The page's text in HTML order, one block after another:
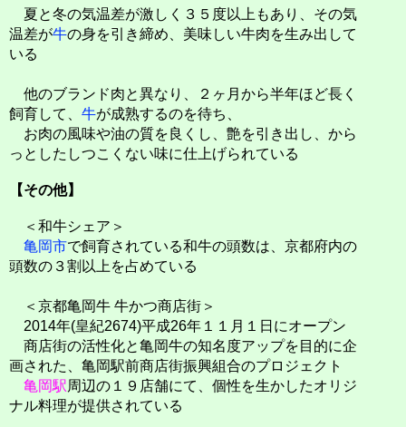
夏と冬の気温差が激しく３５度以上もあり、その気
温差が牛の身を引き締め、美味しい牛肉を生み出して
いる
他のブランド肉と異なり、２ヶ月から半年ほど長く
飼育して、 牛が成熟するのを待ち、
お肉の風味や油の質を良くし、艶を引き出し、から
っとしたしつこくない味に仕上げられている
【その他】
＜和牛シェア＞
亀岡市で飼育されている和牛の頭数は、京都府内の
頭数の３割以上を占めている
＜京都亀岡牛 牛かつ商店街＞
2014年(皇紀2674)平成26年１１月１日にオープン
商店街の活性化と亀岡牛の知名度アップを目的に企
画された、亀岡駅前商店街振興組合のプロジェクト
亀岡駅周辺の１９店舗にて、個性を生かしたオリジ
ナル料理が提供されている